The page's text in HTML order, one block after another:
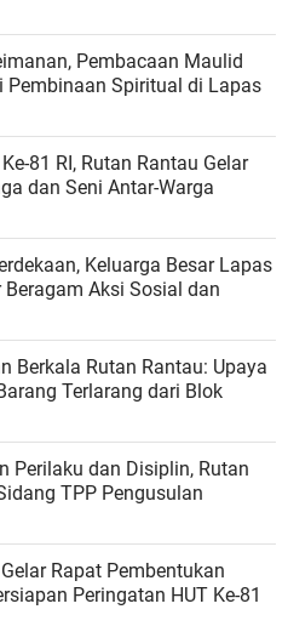
Pembacaan Maulid
Pembinaan Spiritual di Lapas
81 RI, Rutan Rantau Gelar
dan Seni Antar-Warga
Keluarga Besar Lapas
Aksi Sosial dan
Berkala Rutan Rantau: Upaya
Terlarang dari Blok
Perilaku dan Disiplin, Rutan
TPP Pengusulan
Rapat Pembentukan
Peringatan HUT Ke-81